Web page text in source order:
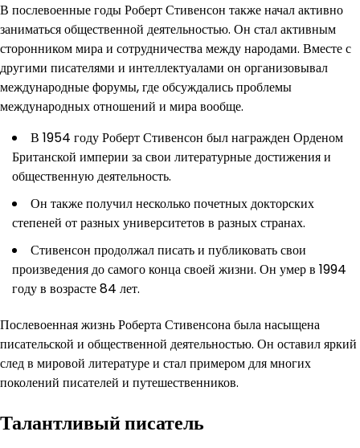
В послевоенные годы Роберт Стивенсон также начал активно
заниматься общественной деятельностью. Он стал активным
сторонником мира и сотрудничества между народами. Вместе с
другими писателями и интеллектуалами он организовывал
международные форумы, где обсуждались проблемы
международных отношений и мира вообще.
В 1954 году Роберт Стивенсон был награжден Орденом
Британской империи за свои литературные достижения и
общественную деятельность.
Он также получил несколько почетных докторских
степеней от разных университетов в разных странах.
Стивенсон продолжал писать и публиковать свои
произведения до самого конца своей жизни. Он умер в 1994
году в возрасте 84 лет.
Послевоенная жизнь Роберта Стивенсона была насыщена
писательской и общественной деятельностью. Он оставил яркий
след в мировой литературе и стал примером для многих
поколений писателей и путешественников.
Талантливый писатель